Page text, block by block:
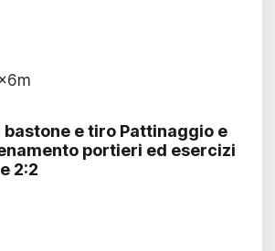
e tiro Pattinaggio e
portieri ed esercizi
2:2